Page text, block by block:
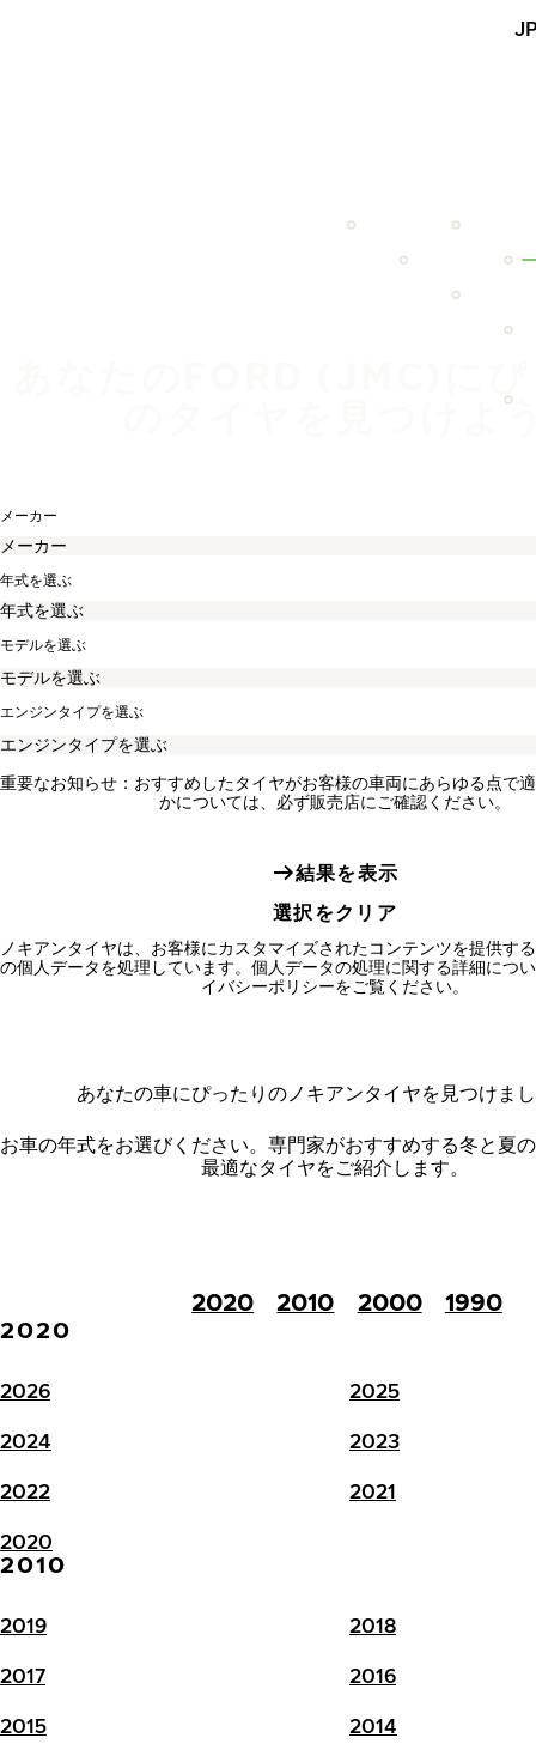
のタイヤを見つけよ
メーカー
年式を選ぶ
モデルを選ぶ
エンジンタイプを選ぶ
重要なお知らせ：おすすめしたタイヤがお客様の車両にあらゆる点で
かについては、必ず販売店にご確認ください。
結果を表示
選択をクリア
ノキアンタイヤは、お客様にカスタマイズされたコンテンツを提供す
の個人データを処理しています。個人データの処理に関する詳細につ
イバシーポリシーをご覧ください。
あなたの車にぴったりのノキアンタイヤを見つけま
お車の年式をお選びください。 専門家がおすすめする冬と夏
最適なタイヤをご紹介します。
2020 2010 2000 1990
2020
2026 2025
2024 2023
2022 2021
2020
2010
2019 2018
2017 2016
2015 2014